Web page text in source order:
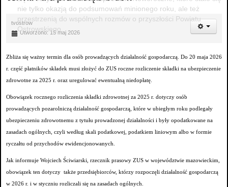
nie tylko okazją do podsumowań minionego roku, ale też
przestrzenią do wspólnych rozmów o przyszłości Powiatu
Ostrowskiego.
tvostrow
Utworzono: 15 maj 2026
Zbliża się ważny termin dla osób prowadzących działalność gospodarczą. Do 20 maja 2026
r. część płatników składek musi złożyć do ZUS roczne rozliczenie składki na ubezpieczenie
zdrowotne za 2025 r. oraz uregulować ewentualną niedopłatę.
Obowiązek rocznego rozliczenia składki zdrowotnej za 2025 r. dotyczy osób
prowadzących pozarolniczą działalność gospodarczą, które w ubiegłym roku podlegały
ubezpieczeniu zdrowotnemu z tytułu prowadzonej działalności i były opodatkowane na
zasadach ogólnych, czyli według skali podatkowej, podatkiem liniowym albo w formie
ryczałtu od przychodów ewidencjonowanych.
Jak informuje Wojciech Ściwiarski, rzecznik prasowy ZUS w województwie mazowieckim,
obowiązek ten dotyczy także przedsiębiorców, którzy rozpoczęli działalność gospodarczą
w 2026 r. i w styczniu rozliczali się na zasadach ogólnych.